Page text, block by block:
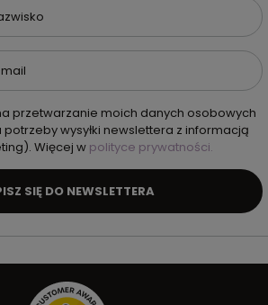
przetwarzanie moich danych osobowych
wysyłki newslettera z informacją
Więcej w polityce prywatności.
SIĘ DO NEWSLETTERA